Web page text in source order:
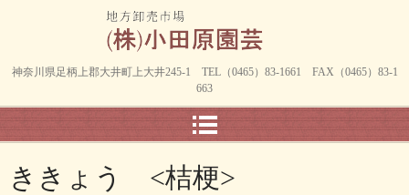
神奈川県足柄上郡大井町上大井245-1 TEL（0465）83-1661 FAX（0465）83-1
663
ききょう <桔梗>